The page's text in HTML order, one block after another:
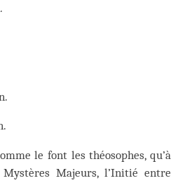
le font les théosophes, qu’à
Majeurs, l’Initié entre